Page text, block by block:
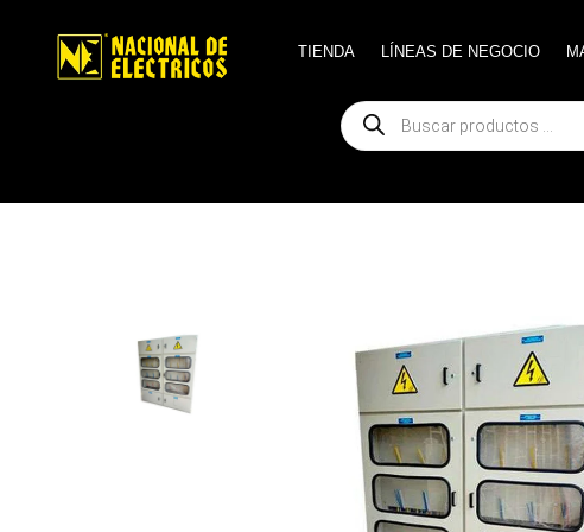
TIENDA LÍNEAS DE NEGOCIO
Búsqueda
de
productos
TIENDA LÍNEAS DE NEGOCIO
Búsqueda
de
productos